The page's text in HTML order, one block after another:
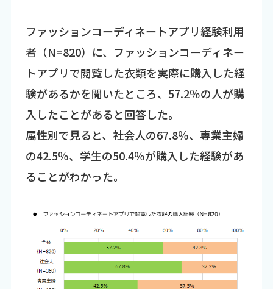
ファッションコーディネートアプリ経験利用
者（N=820）に、ファッションコーディネー
トアプリで閲覧した衣類を実際に購入した経
験があるかを聞いたところ、57.2％の人が購
入したことがあると回答した。
属性別で見ると、社会人の67.8％、専業主婦
の42.5％、学生の50.4％が購入した経験があ
ることがわかった。